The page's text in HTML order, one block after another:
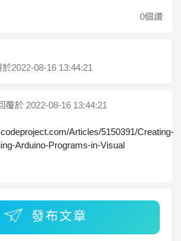
0個讚
於2022-08-16 13:44:21
覆於 2022-08-16 13:44:21
Articles/5150391/Creating-
Arduino-Programs-in-Visual
發布文章